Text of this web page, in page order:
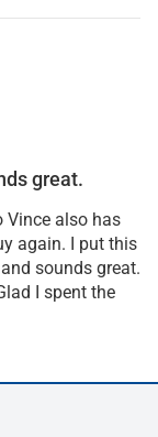
great.
Vince also has
again. I put this
sounds great.
I spent the